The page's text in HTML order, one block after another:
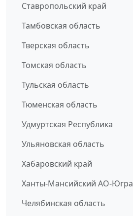
Ставропольский край
Тамбовская область
Тверская область
Томская область
Тульская область
Тюменская область
Удмуртская Республика
Ульяновская область
Хабаровский край
Ханты-Мансийский АО-Югра
Челябинская область